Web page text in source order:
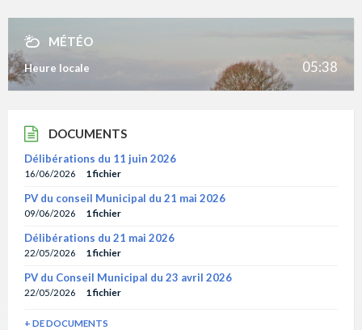
MÉTÉO
Heure locale 05:38
DOCUMENTS
Délibérations du 11 juin 2026
16/06/2026 1 fichier
PV du conseil Municipal du 21 mai 2026
09/06/2026 1 fichier
Délibérations du 21 mai 2026
22/05/2026 1 fichier
PV du Conseil Municipal du 23 avril 2026
22/05/2026 1 fichier
+ DE DOCUMENTS